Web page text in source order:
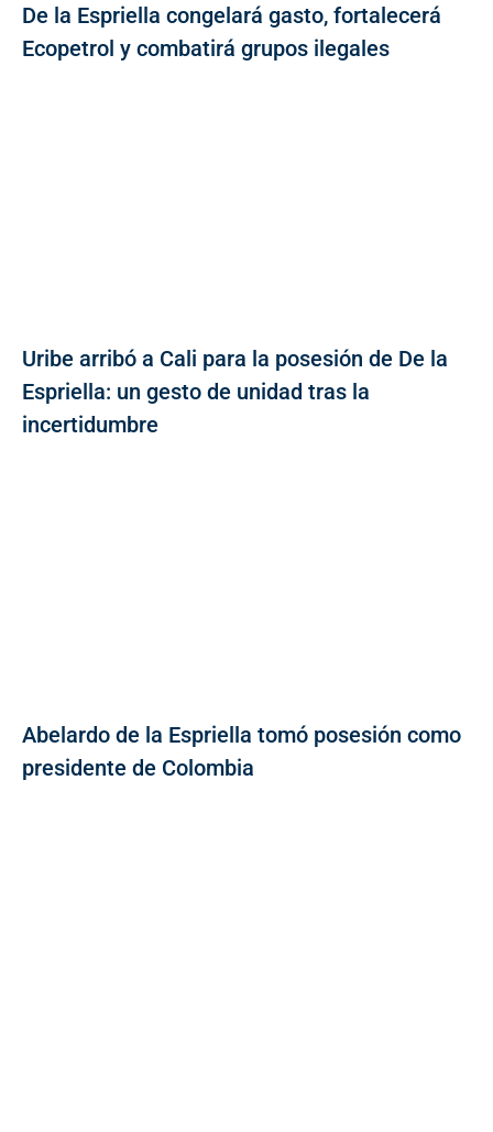
De la Espriella congelará gasto, fortalecerá
Ecopetrol y combatirá grupos ilegales
Uribe arribó a Cali para la posesión de De la
Espriella: un gesto de unidad tras la
incertidumbre
Abelardo de la Espriella tomó posesión como
presidente de Colombia